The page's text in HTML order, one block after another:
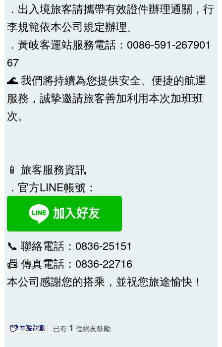
．出入境旅客請攜帶有效證件辦理通關，行
李規範依本公司規定辦理。
．黃岐客運站服務電話：0086-591-267901
67
🌊 我們將持續為您提供安全、便捷的航運
服務，誠摯邀請旅客善加利用本次加班班
次。
📱 旅客服務資訊
．官方LINE帳號：
📞 聯絡電話：0836-25151
📠 傳真電話：0836-22716
本公司感謝您的搭乘，並祝您旅途愉快！
已有 1 位網友鼓勵